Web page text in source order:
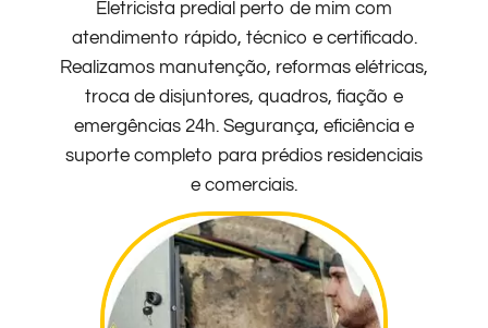
Eletricista predial perto de mim com
atendimento rápido, técnico e certificado.
Realizamos manutenção, reformas elétricas,
troca de disjuntores, quadros, fiação e
emergências 24h. Segurança, eficiência e
suporte completo para prédios residenciais
e comerciais.